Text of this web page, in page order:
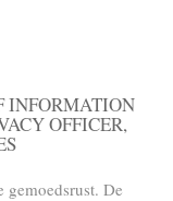
INFORMATION
OFFICER,
gemoedsrust. De